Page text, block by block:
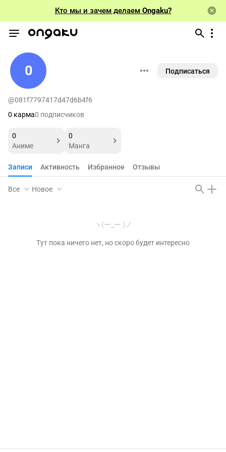
Кто мы и зачем делаем Ongaku?
0 Подписаться
@081f7797417d47d6b4f6
0 карма0 подписчиков
0
Аниме
0
Манга
Записи Активность Избранное Отзывы
Все Новое
ヽ(ー_ー )ノ
Тут пока ничего нет, но скоро будет интересно